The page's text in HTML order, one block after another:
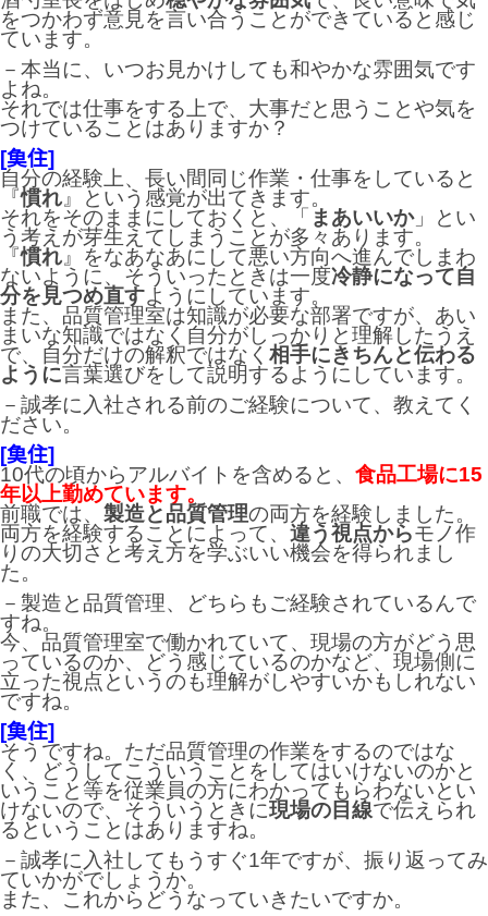
をつかわず意見を言い合うことができていると感じ
ています。
－本当に、いつお見かけしても和やかな雰囲気です
よね。
それでは仕事をする上で、大事だと思うことや気を
つけていることはありますか？
[𩵋住]
自分の経験上、長い間同じ作業・仕事をしていると
『慣れ 』という感覚が出てきます。
それをそのままにしておくと、「 まあいいか」とい
う考えが芽生えてしまうことが多々あります。
『慣れ 』をなあなあにして悪い方向へ進んでしまわ
ないように、そういったときは一度冷静になって自
分を見つめ直すようにしています。
また、品質管理室は知識が必要な部署ですが、あい
まいな知識ではなく自分がしっかりと理解したうえ
で、自分だけの解釈ではなく 相手にきちんと伝わる
ように言葉選びをして説明するようにしています。
－誠孝に入社される前のご経験について、教えてく
ださい。
[𩵋住]
10代の頃からアルバイトを含めると、 食品工場に15
年以上勤めています。
前職では、 製造と品質管理の両方を経験しました。
両方を経験することによって、 違う視点からモノ作
りの大切さと考え方を学ぶいい機会を得られまし
た。
－製造と品質管理、どちらもご経験されているんで
すね。
今、品質管理室で働かれていて、現場の方がどう思
っているのか、どう感じているのかなど、現場側に
立った視点というのも理解がしやすいかもしれない
ですね。
[𩵋住]
そうですね。ただ品質管理の作業をするのではな
く、どうしてこういうことをしてはいけないのかと
いうこと等を従業員の方にわかってもらわないとい
けないので、そういうときに現場の目線で伝えられ
るということはありますね。
－誠孝に入社してもうすぐ1年ですが、振り返ってみ
ていかがでしょうか。
また、これからどうなっていきたいですか。